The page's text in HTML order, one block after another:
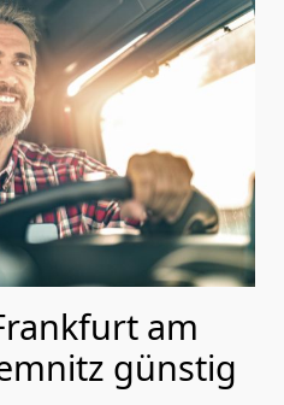
am
günstig